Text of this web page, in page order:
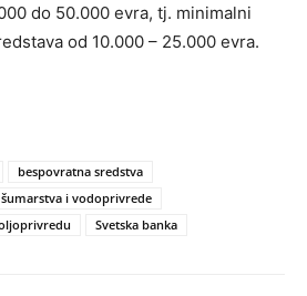
do 50.000 evra, tj. minimalni
od 10.000 – 25.000 evra.
bespovratna sredstva
i vodoprivrede
Svetska banka